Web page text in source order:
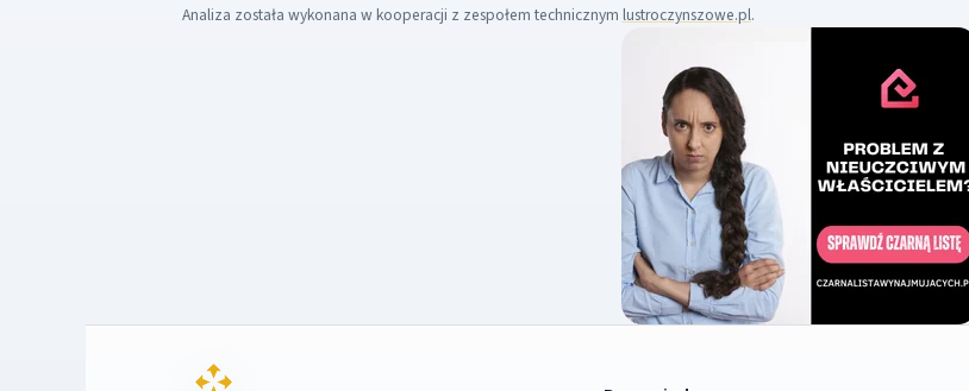
Analiza została wykonana w kooperacji z zespołem technicznym lustroczynszowe.pl.